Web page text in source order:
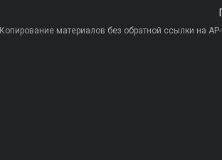
Копирование материалов без обратной ссылки на